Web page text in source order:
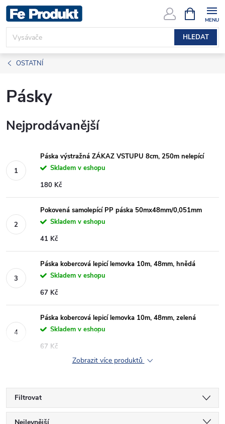
Přejít
na
obsah
HLEDAT
NÁKUPNÍ
KOŠÍK
OSTATNÍ
Pásky
Nejprodávanější
Páska výstražná ZÁKAZ VSTUPU 8cm, 250m nelepící
Skladem v eshopu
180 Kč
Pokovená samolepící PP páska 50mx48mm/0,051mm
Skladem v eshopu
41 Kč
Páska kobercová lepicí lemovka 10m, 48mm, hnědá
Skladem v eshopu
67 Kč
Páska kobercová lepicí lemovka 10m, 48mm, zelená
Skladem v eshopu
67 Kč
Zobrazit více produktů
Filtrovat